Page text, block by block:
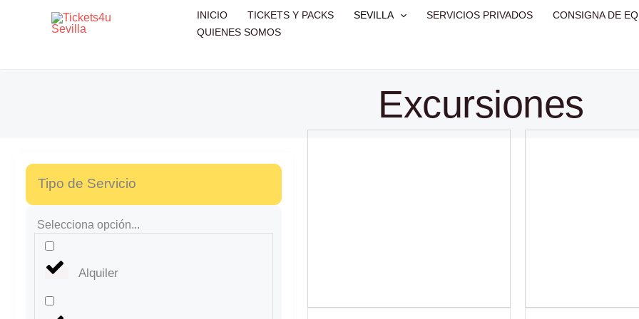
INICIO TICKETS Y PACKS SEVILLA SERVICIOS PRIVADOS
CONSIGNA DE
QUIENES SOMOS
Excursiones
Tipo de Servicio
Selecciona opción...
Alquiler